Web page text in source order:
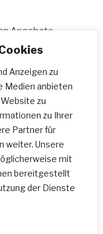
Anzeigen zu
Medien anbieten
zu
zu Ihrer
Partner für
weiter. Unsere
mit
bereitgestellt
der Dienste
Angebote
Ge­sangs­
Auftritten der
und vieles mehr.
Suche